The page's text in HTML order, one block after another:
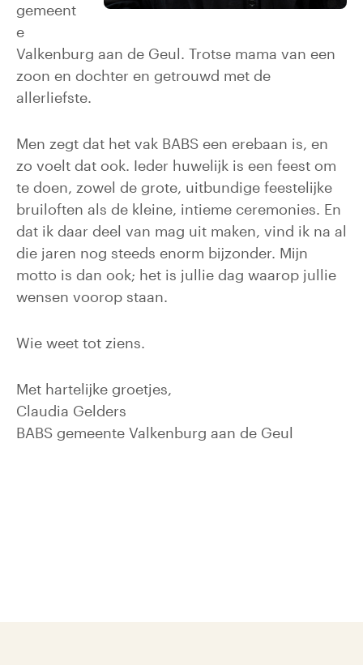
gemeent
e
Valkenburg aan de Geul. Trotse mama van een
zoon en dochter en getrouwd met de
allerliefste.
Men zegt dat het vak BABS een erebaan is, en
zo voelt dat ook. Ieder huwelijk is een feest om
te doen, zowel de grote, uitbundige feestelijke
bruiloften als de kleine, intieme ceremonies. En
dat ik daar deel van mag uit maken, vind ik na al
die jaren nog steeds enorm bijzonder. Mijn
motto is dan ook; het is jullie dag waarop jullie
wensen voorop staan.
Wie weet tot ziens.
Met hartelijke groetjes,
Claudia Gelders
BABS gemeente Valkenburg aan de Geul